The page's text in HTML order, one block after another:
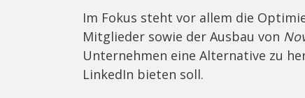
Im Fokus steht vor allem die
Mitglieder sowie der Ausbau von
Unternehmen eine Alternative zu
LinkedIn bieten soll.